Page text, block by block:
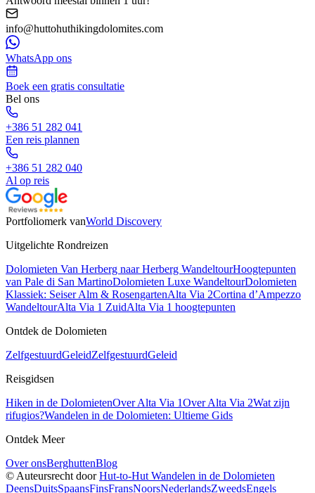
info@huttohuthikingdolomites.com
WhatsApp ons
Boek een gratis consultatie
Bel ons
+386 51 282 041
Een reis plannen
+386 51 282 040
Al op reis
Portfoliomerk vanWorld Discovery
Uitgelichte Rondreizen
Dolomieten Van Herberg naar Herberg WandeltourHoogtepunten
van Pale di San MartinoDolomieten Luxe WandeltourDolomieten
Klassiek: Seiser Alm & RosengartenAlta Via 2Cortina d’Ampezzo
WandeltourAlta Via 1 ZuidAlta Via 1 hoogtepunten
Ontdek de Dolomieten
ZelfgestuurdGeleidZelfgestuurdGeleid
Reisgidsen
Hiken in de DolomietenOver Alta Via 1Over Alta Via 2Wat zijn
rifugios?Wandelen in de Dolomieten: Ultieme Gids
Ontdek Meer
Over onsBerghuttenBlog
© Auteursrecht door Hut-to-Hut Wandelen in de Dolomieten
DeensDuitsSpaansFinsFransNoorsNederlandsZweedsEngels